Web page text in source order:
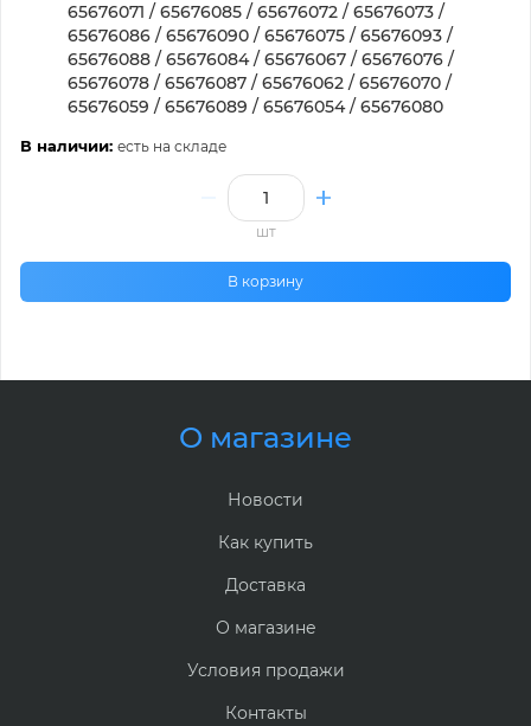
65676071 / 65676085 / 65676072 / 65676073 /
65676086 / 65676090 / 65676075 / 65676093 /
65676088 / 65676084 / 65676067 / 65676076 /
65676078 / 65676087 / 65676062 / 65676070 /
65676059 / 65676089 / 65676054 / 65676080
В наличии: есть на складе
шт
В корзину
О магазине
Новости
Как купить
Доставка
О магазине
Условия продажи
Контакты